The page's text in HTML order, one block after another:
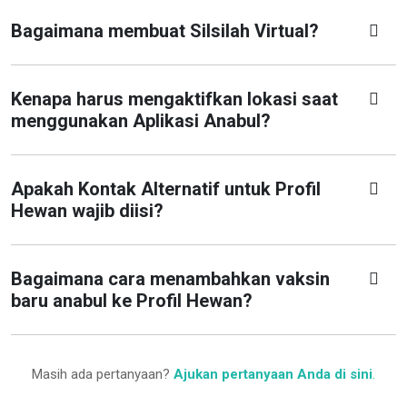
Bagaimana membuat Silsilah Virtual?
Kenapa harus mengaktifkan lokasi saat
menggunakan Aplikasi Anabul?
Apakah Kontak Alternatif untuk Profil
Hewan wajib diisi?
Bagaimana cara menambahkan vaksin
baru anabul ke Profil Hewan?
Masih ada pertanyaan? Ajukan pertanyaan Anda di sini.